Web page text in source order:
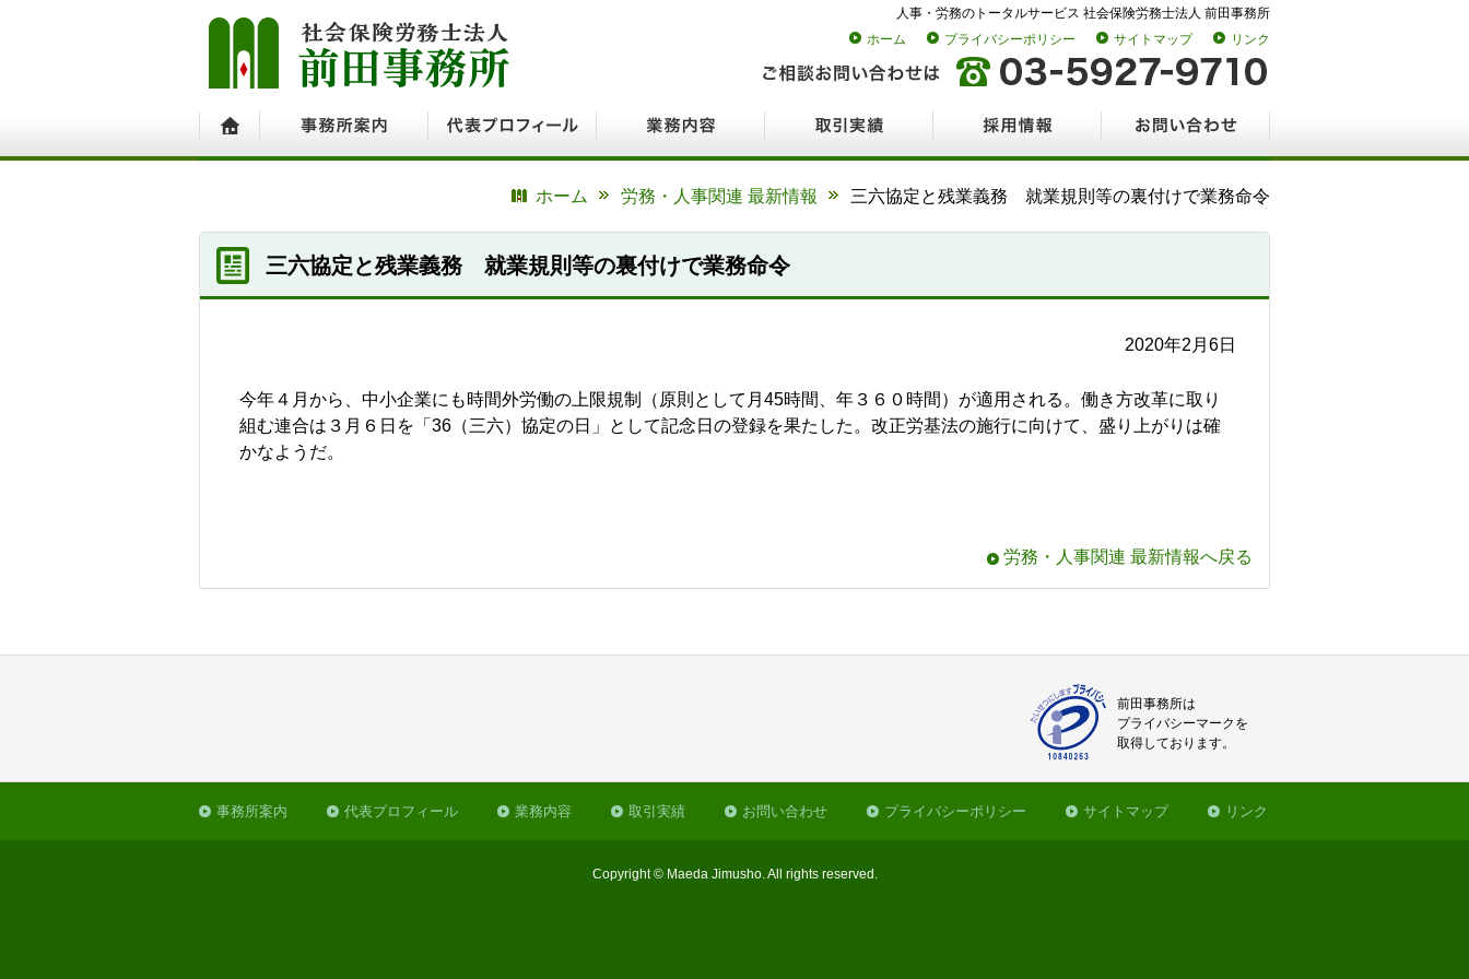
人事・労務のトータルサービス 社会保険労務士法人 前田事務所
ホーム
プライバシーポリシー サイトマップ リンク
ホーム
労務・人事関連 最新情報 三六協定と残業義務 就業規則等の裏付けで業務命令
三六協定と残業義務 就業規則等の裏付けで業務命令
2020年2月6日
今年４月から、中小企業にも時間外労働の上限規制（原則として月45時間、年３６０時間）が適用される。働き方改革に取り
組む連合は３月６日を「36（三六）協定の日」として記念日の登録を果たした。改正労基法の施行に向けて、盛り上がりは確
かなようだ。
労務・人事関連 最新情報へ戻る
前田事務所は
プライバシーマークを
取得しております。
事務所案内 代表プロフィール 業務内容 取引実績 お問い合わせ プライバシーポリシー サイトマップ リンク
Copyright © Maeda Jimusho. All rights reserved.